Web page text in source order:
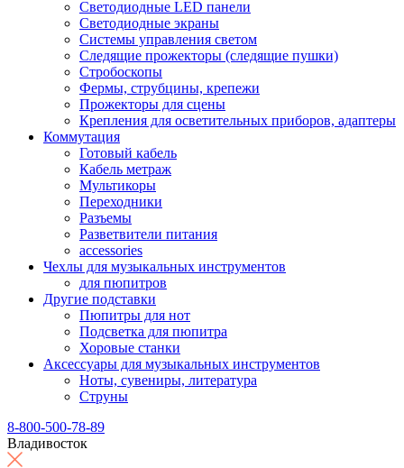
Светодиодные LED панели
Светодиодные экраны
Системы управления светом
Следящие прожекторы (следящие пушки)
Стробоскопы
Фермы, струбцины, крепежи
Прожекторы для сцены
Крепления для осветительных приборов, адаптеры
Коммутация
Готовый кабель
Кабель метраж
Мультикоры
Переходники
Разъемы
Разветвители питания
accessories
Чехлы для музыкальных инструментов
для пюпитров
Другие подставки
Пюпитры для нот
Подсветка для пюпитра
Хоровые станки
Аксессуары для музыкальных инструментов
Ноты, сувениры, литература
Струны
8-800-500-78-89
Владивосток